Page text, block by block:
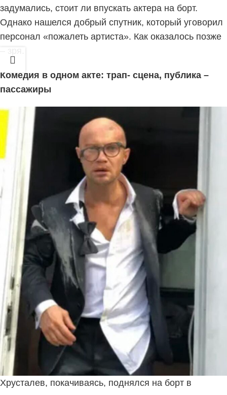
задумались, стоит ли впускать актера на борт.
Однако нашелся добрый спутник, который уговорил
персонал «пожалеть артиста». Как оказалось позже
Комедия в одном акте: трап- сцена, публика –
пассажиры
Хрусталев, покачиваясь, поднялся на борт в